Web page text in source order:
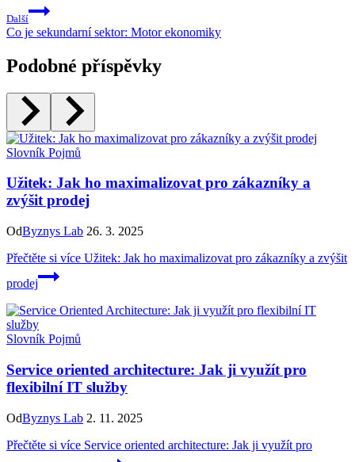
Další
Co je sekundarní sektor: Motor ekonomiky
Podobné příspěvky
Slovník Pojmů
Užitek: Jak ho maximalizovat pro zákazníky a
zvýšit prodej
OdByznys Lab 26. 3. 2025
Přečtěte si více Užitek: Jak ho maximalizovat pro zákazníky a zvýšit
prodej
Slovník Pojmů
Service oriented architecture: Jak ji využít pro
flexibilní IT služby
OdByznys Lab 2. 11. 2025
Přečtěte si více Service oriented architecture: Jak ji využít pro